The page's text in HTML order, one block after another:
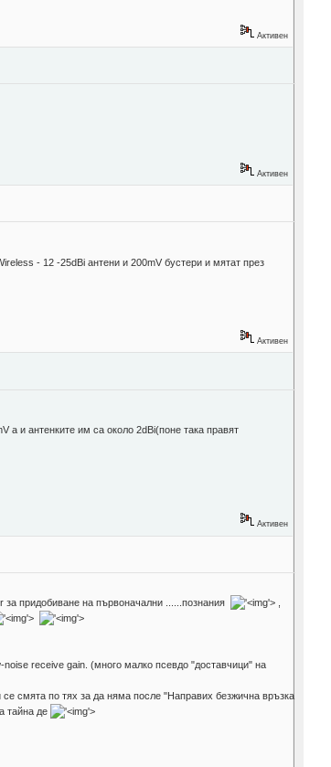
Активен
Активен
- 12 -25dBi антени и 200mV бустери и мятат през
Активен
а и антенките им са около 2dBi(поне така правят
Активен
за придобиване на първоначални ......познания
'> ,
'> '>
receive gain. (много малко псевдо "доставчици" на
смята по тях за да няма после "Направих безжична връзка
тайна де '>